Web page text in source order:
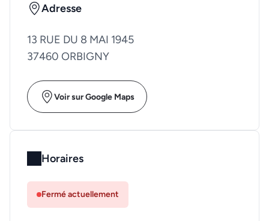
Adresse
13 RUE DU 8 MAI 1945
37460 ORBIGNY
Voir sur Google Maps
Horaires
Fermé actuellement